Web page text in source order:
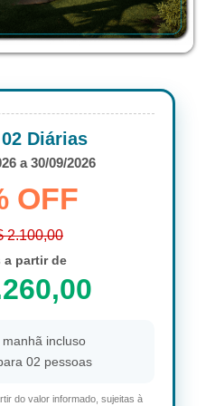
Diárias
a 30/09/2026
OFF
2.100,00
a partir de
manhã incluso
02 pessoas
do valor informado, sujeitas à